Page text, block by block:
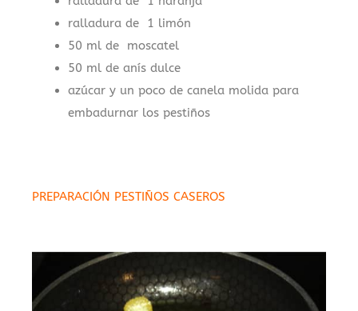
ralladura de 1 limón
50 ml de moscatel
50 ml de anís dulce
azúcar y un poco de canela molida para
embadurnar los pestiños
PREPARACIÓN PESTIÑOS CASEROS